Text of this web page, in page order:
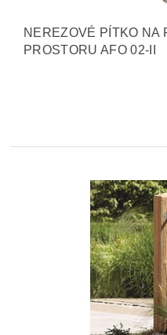
NEREZOVÉ PÍTKO NA
PROSTORU AFO 02-II